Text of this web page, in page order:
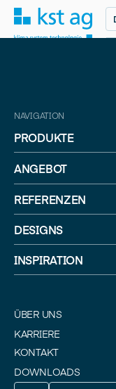
NAVIGATION
PRODUKTE
ANGEBOT
REFERENZEN
DESIGNS
INSPIRATION
ÜBER UNS
KARRIERE
KONTAKT
DOWNLOADS
ZURÜCK